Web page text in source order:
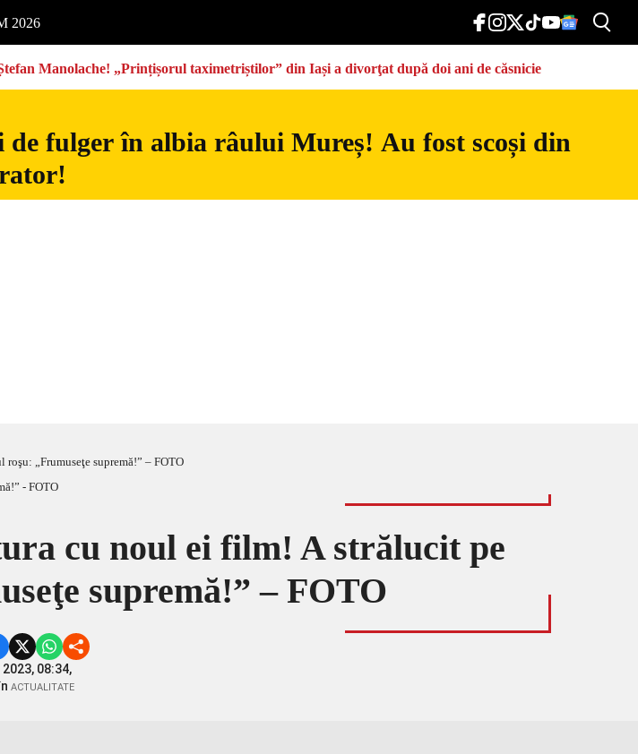
2026
Manolache! „Prințișorul taximetriștilor” din Iași a divorţat după doi ani de căsnicie
fulger în albia râului Mureș! Au fost scoși din
„Frumuseţe supremă!” – FOTO
cu noul ei film! A strălucit pe
supremă!” – FOTO
2023, 08:34,
ACTUALITATE